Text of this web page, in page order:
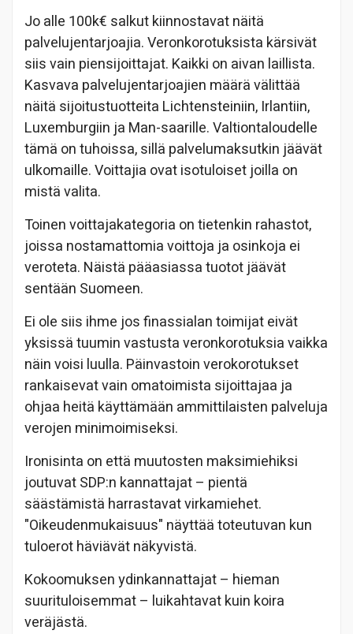
Jo alle 100k€ salkut kiinnostavat näitä
palvelujentarjoajia. Veronkorotuksista kärsivät
siis vain piensijoittajat. Kaikki on aivan laillista.
Kasvava palvelujentarjoajien määrä välittää
näitä sijoitustuotteita Lichtensteiniin, Irlantiin,
Luxemburgiin ja Man-saarille. Valtiontaloudelle
tämä on tuhoissa, sillä palvelumaksutkin jäävät
ulkomaille. Voittajia ovat isotuloiset joilla on
mistä valita.
Toinen voittajakategoria on tietenkin rahastot,
joissa nostamattomia voittoja ja osinkoja ei
veroteta. Näistä pääasiassa tuotot jäävät
sentään Suomeen.
Ei ole siis ihme jos finassialan toimijat eivät
yksissä tuumin vastusta veronkorotuksia vaikka
näin voisi luulla. Päinvastoin verokorotukset
rankaisevat vain omatoimista sijoittajaa ja
ohjaa heitä käyttämään ammittilaisten palveluja
verojen minimoimiseksi.
Ironisinta on että muutosten maksimiehiksi
joutuvat SDP:n kannattajat – pientä
säästämistä harrastavat virkamiehet.
"Oikeudenmukaisuus" näyttää toteutuvan kun
tuloerot häviävät näkyvistä.
Kokoomuksen ydinkannattajat – hieman
suurituloisemmat – luikahtavat kuin koira
veräjästä.